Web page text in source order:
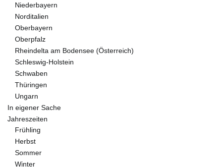
Niederbayern
Norditalien
Oberbayern
Oberpfalz
Rheindelta am Bodensee (Österreich)
Schleswig-Holstein
Schwaben
Thüringen
Ungarn
In eigener Sache
Jahreszeiten
Frühling
Herbst
Sommer
Winter